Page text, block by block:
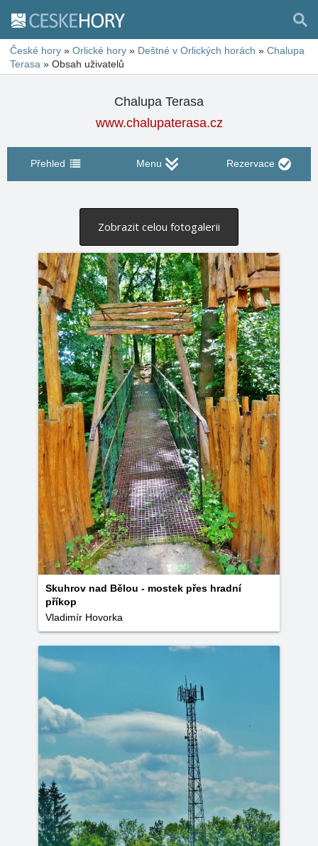
České hory » Orlické hory » Deštné v Orlických horách » Chalupa
Terasa » Obsah uživatelů
Chalupa Terasa
www.chalupaterasa.cz
Přehled Menu Rezervace
Zobrazit celou fotogalerii
Skuhrov nad Bělou - mostek přes hradní
příkop
Vladimír Hovorka